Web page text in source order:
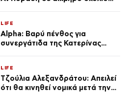
LIFE
Alpha: Βαρύ πένθος για
συνεργάτιδα της Κατερίνας
του Θεού»
LIFE
Τζούλια Αλεξανδράτου: Απειλεί
ότι θα κινηθεί νομικά μετά την